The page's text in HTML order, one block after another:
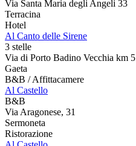
Via Santa Maria degli Angeli 33
Terracina
Hotel
Al Canto delle Sirene
3 stelle
Via di Porto Badino Vecchia km 5
Gaeta
B&B / Affittacamere
Al Castello
B&B
Via Aragonese, 31
Sermoneta
Ristorazione